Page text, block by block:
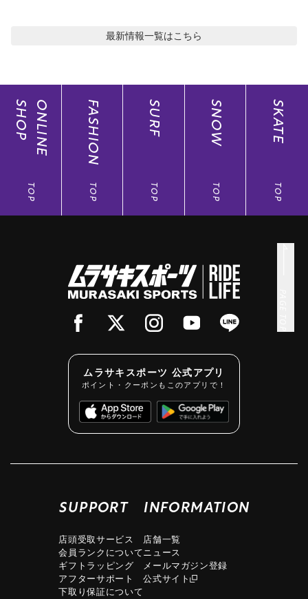
最新情報一覧はこちら
ONLINE
SHOP
TOP
FASHION
TOP
SURF
TOP
SNOW
TOP
SKATE
TOP
ムラサキスポーツ 公式アプリ
ポイント・クーポンもこのアプリで！
SUPPORT
店頭受取サービス
会員ランクについて
ギフトラッピング
アフターサポート
下取り保証について
INFORMATION
店舗一覧
ニュース
メールマガジン登録
公式サイト